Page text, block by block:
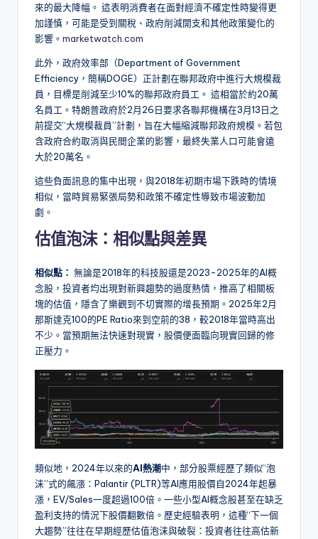
來的最大降幅。 ​這表明消費者在面對經濟不確定性時變得更
加謹慎，可能是受到關稅、政府削減開支和其他政策變化的
影響。​ marketwatch.com
此外，政府效率部（Department of Government
Efficiency，簡稱DOGE）正計劃在聯邦政府中進行大規模裁
員，目標是削減至少10%的聯邦政府員工。 ​這相當於約20萬
名員工。特朗普政府於2月26日要求各聯邦機構在3月13日之
前提交“大規模裁員”計劃，旨在大幅縮減聯邦政府規模。​若包
含政府合約取消與民間企業的影響，最終失業人口可能會遠
大於20萬名。
這些負面訊息的集中出現，與2018年初期市場下跌時的情境
相似，當時貿易緊張局勢和政策不確定性導致市場波動加
劇。
估值泡沫：相似點與差異
相似點： 無論是2018年的科技股還是2023-2025年的AI概
念股，投資者均出現對新興趨勢的過度熱情，推高了相關板
塊的估值，隱含了樂觀到不切實際的增長預期。2025年2月
那斯達克100的PE Ratio來到空前的38，較2018年當時高出
不少。當預期無法快速對現實，股價便面臨向現實回歸的修
正壓力。
類似地，2024年以來的AI熱潮中，部分股票經歷了類似“泡
沫”式的飆漲：Palantir (PLTR)等AI應用股價自2024年起暴
漲，EV/Sales一度超過100倍。一些小型AI概念股甚至在缺乏
盈利支持的情況下股價翻數倍。歷史經驗表明，這種“下一個
大趨勢”往往在早期經歷估值泡沫與破裂：投資者往往高估新